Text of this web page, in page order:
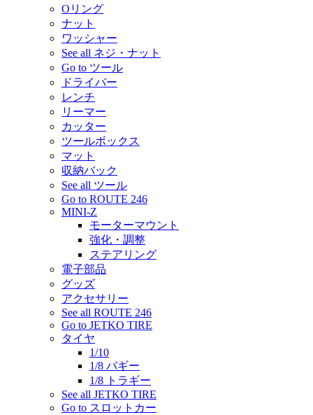
Oリング
ナット
ワッシャー
See all ネジ・ナット
Go to ツール
ドライバー
レンチ
リーマー
カッター
ツールボックス
マット
収納バック
See all ツール
Go to ROUTE 246
MINI-Z
モーターマウント
強化・調整
ステアリング
電子部品
グッズ
アクセサリー
See all ROUTE 246
Go to JETKO TIRE
タイヤ
1/10
1/8 バギー
1/8 トラギー
See all JETKO TIRE
Go to スロットカー